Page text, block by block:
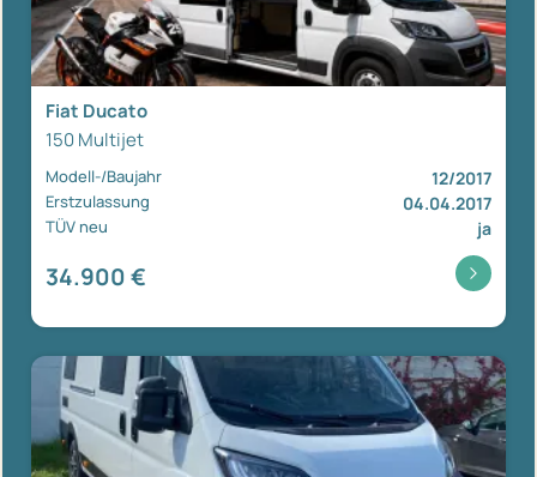
Fiat Ducato
150 Multijet
Modell-/Baujahr 12/2017
Erstzulassung 04.04.2017
TÜV neu ja
34.900 €